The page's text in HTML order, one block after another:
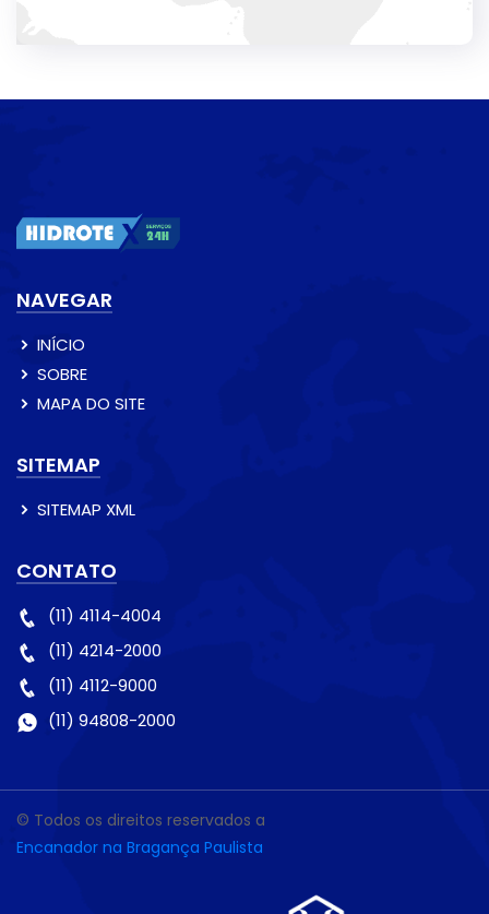
NAVEGAR
INÍCIO
SOBRE
MAPA DO SITE
SITEMAP
SITEMAP XML
CONTATO
(11) 4114-4004
(11) 4214-2000
(11) 4112-9000
(11) 94808-2000
© Todos os direitos reservados a
Encanador na Bragança Paulista